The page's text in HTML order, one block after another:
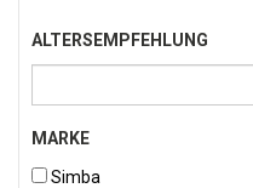
ALTERSEMPFEHLUNG
MARKE
Simba